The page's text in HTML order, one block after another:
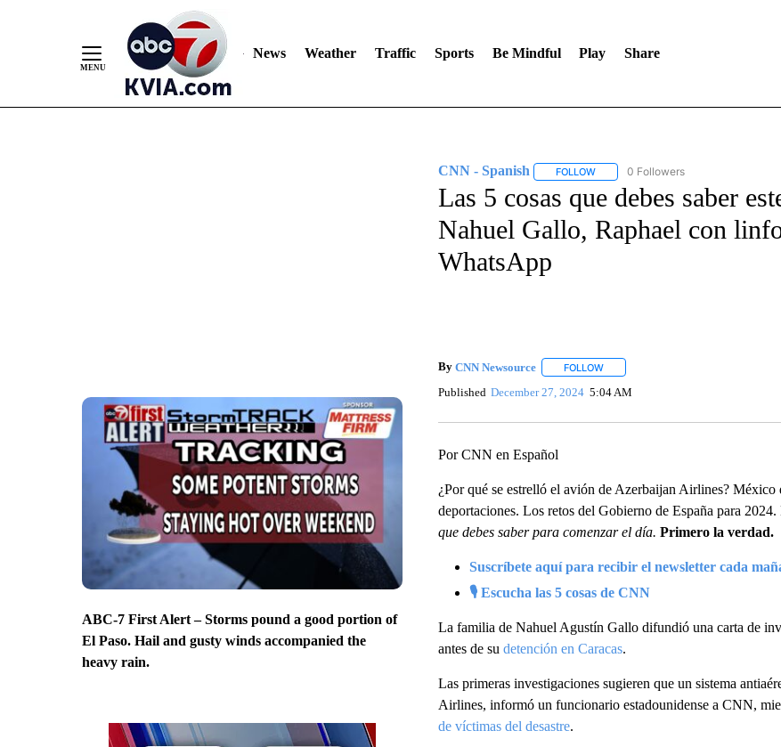
News Weather Traffic Sports Be Mindful Play Share
ABC-7 First Alert – Storms pound a good portion of
El Paso. Hail and gusty winds accompanied the
heavy rain.
CNN - Spanish FOLLOWFOLLOW "CNN - SPANISH" TO
0 Followers
Las 5 cosas que debes saber
Nahuel Gallo, Raphael con
WhatsApp
By CNN Newsource FOLLOWFOLLOW "" TO RECEIVE
Published December 27, 2024 5:04 AM
Por CNN en Español
¿Por qué se estrelló el avión de Azerbaijan Airlines? México
deportaciones. Los retos del Gobierno de España para
que debes saber para comenzar el día. Primero la verdad.
Suscríbete aquí para recibir el newsletter cada
🎙 Escucha las 5 cosas de CNN
La familia de Nahuel Agustín Gallo difundió una carta de
antes de su detención en Caracas.
Las primeras investigaciones sugieren que un sistema
Airlines, informó un funcionario estadounidense a CNN,
de víctimas del desastre.